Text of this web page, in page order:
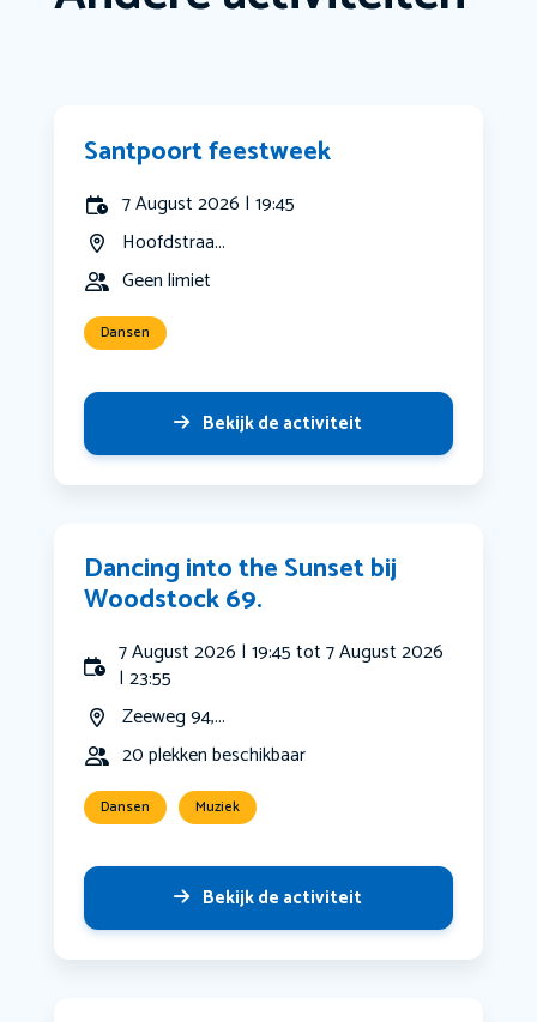
Santpoort feestweek
7 August 2026 | 19:45
Hoofdstraa...
Geen limiet
Dansen
Bekijk de activiteit
Dancing into the Sunset bij
Woodstock 69.
7 August 2026 | 19:45 tot 7 August 2026
| 23:55
Zeeweg 94,...
20 plekken beschikbaar
Dansen Muziek
Bekijk de activiteit